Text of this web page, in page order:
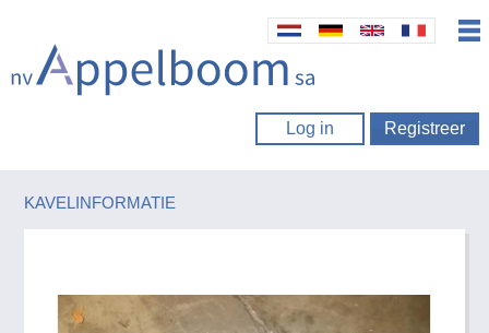
Log in Registreer
KAVELINFORMATIE